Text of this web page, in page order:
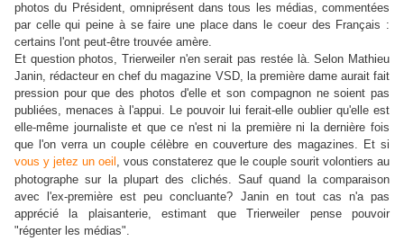
photos du Président, omniprésent dans tous les médias, commentées
par celle qui peine à se faire une place dans le coeur des Français :
certains l'ont peut-être trouvée amère.
Et question photos, Trierweiler n'en serait pas restée là. Selon Mathieu
Janin, rédacteur en chef du magazine VSD, la première dame aurait fait
pression pour que des photos d'elle et son compagnon ne soient pas
publiées, menaces à l'appui. Le pouvoir lui ferait-elle oublier qu'elle est
elle-même journaliste et que ce n'est ni la première ni la dernière fois
que l'on verra un couple célèbre en couverture des magazines. Et si
vous y jetez un oeil , vous constaterez que le couple sourit volontiers au
photographe sur la plupart des clichés. Sauf quand la comparaison
avec l'ex-première est peu concluante? Janin en tout cas n'a pas
apprécié la plaisanterie, estimant que Trierweiler pense pouvoir
"régenter les médias".